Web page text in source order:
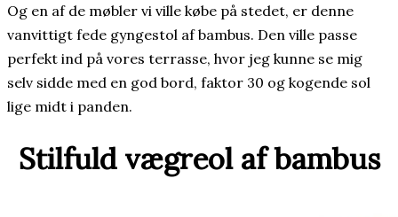
Og en af de møbler vi ville købe på stedet, er denne
vanvittigt fede gyngestol af bambus. Den ville passe
perfekt ind på vores terrasse, hvor jeg kunne se mig
selv sidde med en god bord, faktor 30 og kogende sol
lige midt i panden.
Stilfuld vægreol af bambus